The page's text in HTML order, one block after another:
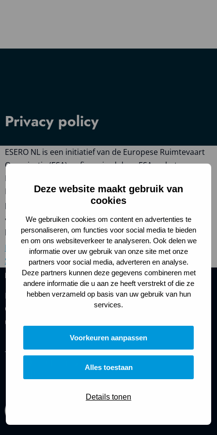
Deze website maakt gebruik van
cookies
We gebruiken cookies om content en advertenties te
personaliseren, om functies voor social media te bieden
en om ons websiteverkeer te analyseren. Ook delen we
informatie over uw gebruik van onze site met onze
partners voor social media, adverteren en analyse.
Deze partners kunnen deze gegevens combineren met
andere informatie die u aan ze heeft verstrekt of die ze
hebben verzameld op basis van uw gebruik van hun
services.
Voorkeuren aanpassen
Alles toestaan
Details tonen
Privacy policy
ESERO NL is een initiatief van de Europese Ruimtevaart
Organisatie (ESA), gefinancierd door ESA en het
Netherlands Space Office (NSO) en uitgevoerd door het
NSO. Omdat het NSO uitvoerder is van ESERO NL is de
privacy verklaring van het NSO van toepassing op de
activiteiten van ESERO NL. Je kunt de volledige
privacyverklaring lezen op de website van het NSO.
Lees hier de privacyverklaring van het Netherlands
Space Office
ESERO Onderwijs
ESERO NL is een initiatief van de Europese Ruimtevaart
Organisatie (ESA), gefinancierd door ESA en NLSA en
uitgevoerd door NLSA.